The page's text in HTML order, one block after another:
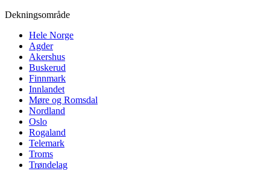
Dekningsområde
Hele Norge
Agder
Akershus
Buskerud
Finnmark
Innlandet
Møre og Romsdal
Nordland
Oslo
Rogaland
Telemark
Troms
Trøndelag